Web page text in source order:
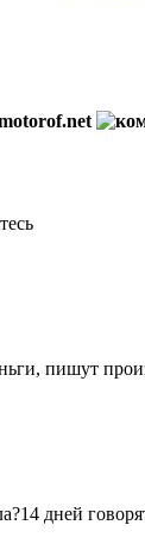
пишут
дней